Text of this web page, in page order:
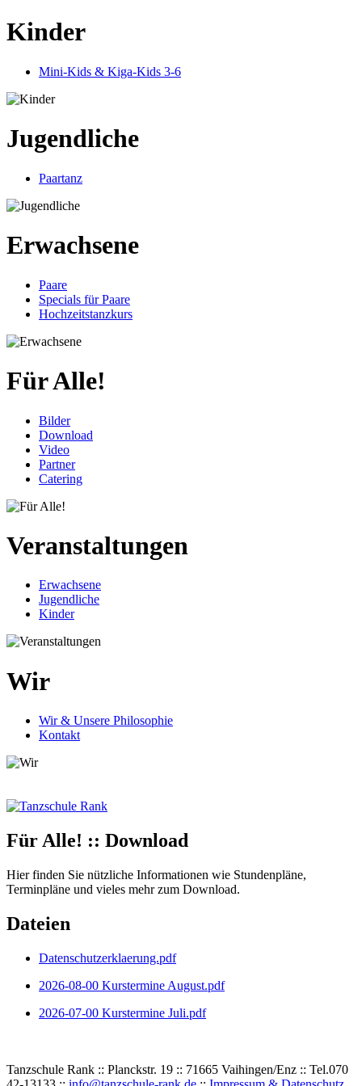
Kinder
Mini-Kids & Kiga-Kids 3-6
Jugendliche
Paartanz
Erwachsene
Paare
Specials für Paare
Hochzeitstanzkurs
Für Alle!
Bilder
Download
Video
Partner
Catering
Veranstaltungen
Erwachsene
Jugendliche
Kinder
Wir
Wir & Unsere Philosophie
Kontakt
Für Alle! :: Download
Hier finden Sie nützliche Informationen wie Stundenpläne,
Terminpläne und vieles mehr zum Download.
Dateien
Datenschutzerklaerung.pdf
2026-08-00 Kurstermine August.pdf
2026-07-00 Kurstermine Juli.pdf
Tanzschule Rank :: Planckstr. 19 :: 71665 Vaihingen/Enz :: Tel.070